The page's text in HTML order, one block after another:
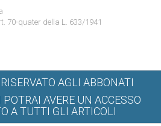
70-quater della L. 633/1941
AGLI ABBONATI
AVERE UN ACCESSO
A TUTTI GLI ARTICOLI